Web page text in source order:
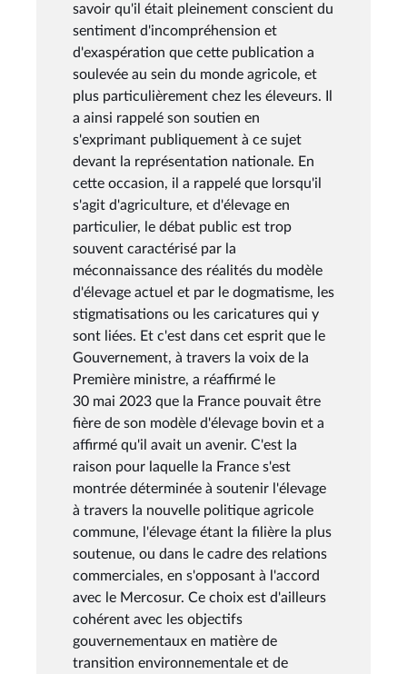
savoir qu'il était pleinement conscient du
sentiment d'incompréhension et
d'exaspération que cette publication a
soulevée au sein du monde agricole, et
plus particulièrement chez les éleveurs. Il
a ainsi rappelé son soutien en
s'exprimant publiquement à ce sujet
devant la représentation nationale. En
cette occasion, il a rappelé que lorsqu'il
s'agit d'agriculture, et d'élevage en
particulier, le débat public est trop
souvent caractérisé par la
méconnaissance des réalités du modèle
d'élevage actuel et par le dogmatisme, les
stigmatisations ou les caricatures qui y
sont liées. Et c'est dans cet esprit que le
Gouvernement, à travers la voix de la
Première ministre, a réaffirmé le
30 mai 2023 que la France pouvait être
fière de son modèle d'élevage bovin et a
affirmé qu'il avait un avenir. C'est la
raison pour laquelle la France s'est
montrée déterminée à soutenir l'élevage
à travers la nouvelle politique agricole
commune, l'élevage étant la filière la plus
soutenue, ou dans le cadre des relations
commerciales, en s'opposant à l'accord
avec le Mercosur. Ce choix est d'ailleurs
cohérent avec les objectifs
gouvernementaux en matière de
transition environnementale et de